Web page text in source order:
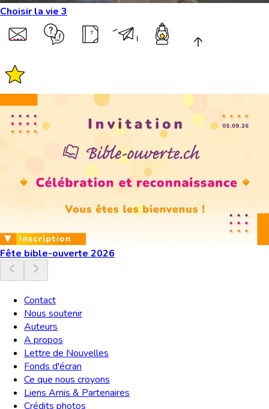
Choisir la vie 3
Fête bible-ouverte 2026
Contact
Nous soutenir
Auteurs
A propos
Lettre de Nouvelles
Fonds d'écran
Ce que nous croyons
Liens Amis & Partenaires
Crédits photos